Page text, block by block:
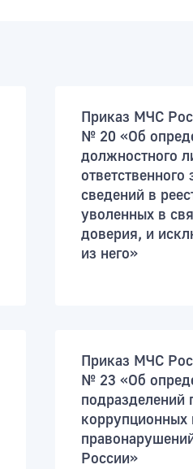
Приказ МЧС
№ 20 «Об
должностного
сведений в
уволенных в
доверия, и
из него»
Приказ МЧС
№ 23 «Об
подразделений
коррупционных
России»